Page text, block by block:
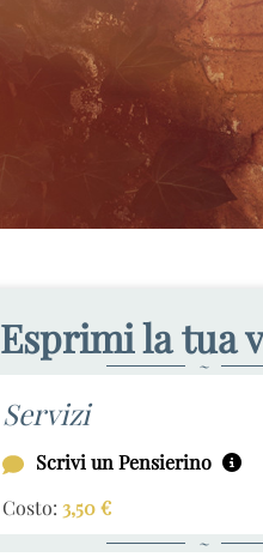
Esprimi la tua
~
Servizi
Scrivi un Pensierino
Costo: 3,50€
~